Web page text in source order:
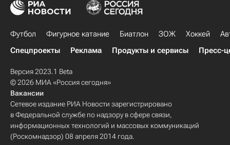
Футбол Фигурное катание Биатлон ЗОЖ Хоккей
Спецпроекты
Реклама Продукты и сервисы Пресс-
Версия 2023.1 Beta
© 2026 МИА «Россия сегодня»
Вакансии
Сетевое издание РИА Новости зарегистрировано
в Федеральной службе по надзору в сфере связи,
информационных технологий и массовых коммуникаций
(Роскомнадзор) 08 апреля 2014 года.